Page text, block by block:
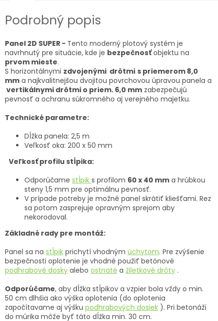
Podrobný popis
Panel 2D SUPER - Tento moderný plotový systém je
navrhnutý pre situácie, kde je bezpečnosťobjektu na
prvom mieste.
S horizontálnymi zdvojenými drôtmi s priemerom 8,0
mm a najkvalitnejšou dvojitou povrchovou úpravou panela a
vertikálnymi drôtmi o priem. 6,0 mm zabezpečujú
pevnosť a ochranu súkromného aj verejného majetku.
Technické parametre:
Dĺžka panela: 2,5 m
Veľkosť oka: 200 x 50 mm
Veľkosť profilu stĺpika:
Odporúčame stĺpik s profilom 60 x 40 mm a hrúbkou
steny 1,5 mm pre optimálnu pevnosť.
V prípade potreby je možné panel skrátiť kliešťami. Rez
sa potom zasprejuje opravným sprejom aby
nekorodoval.
Základné rady pre montáž:
Panel sa na stĺpik prichytí vhodným úchytom. Pre zvýšenie
bezpečnosti oplotenie je vhodné použiť betónové
podhrabové dosky alebo ostnaté a žiletkové drôty .
Odporúčame, aby dĺžka stĺpikov a vzpier bola vždy o min.
50 cm dlhšia ako výška oplotenia (do oplotenia
započítavame aj výšku podhrabových dosiek ). Pri betonáži
do múrika môže byť táto dĺžka min. 30 cm.